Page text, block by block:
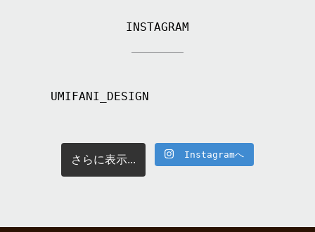
INSTAGRAM
UMIFANI_DESIGN
さらに表示... Instagramへ